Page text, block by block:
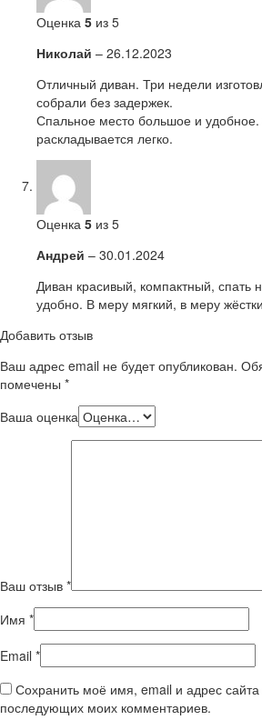
Оценка 5 из 5
Николай – 26.12.2023
Отличный диван. Три недели
собрали без задержек.
Спальное место большое и
раскладывается легко.
Оценка 5 из 5
Андрей – 30.01.2024
Диван красивый, компактный, спать
удобно. В меру мягкий, в меру
Добавить отзыв
Ваш адрес email не будет опубликован.
помечены *
Ваша оценка
Ваш отзыв *
Имя *
Email *
Сохранить моё имя, email и адрес
последующих моих комментариев.